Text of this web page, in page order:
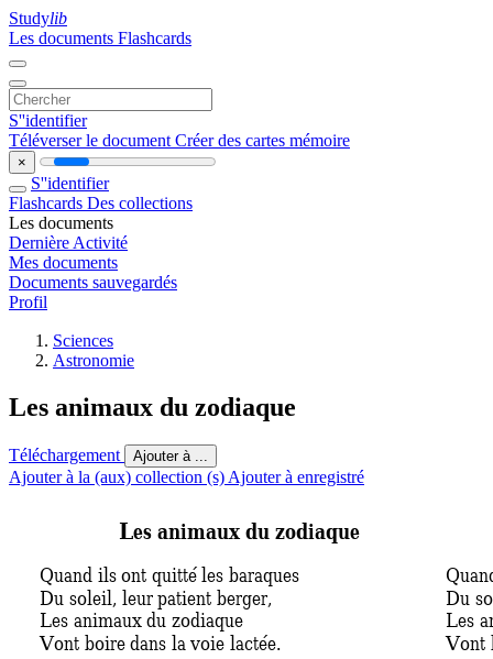
Studylib
Les documents Flashcards
S''identifier
Téléverser le document Créer des cartes mémoire
×
S''identifier
Flashcards Des collections
Les documents
Dernière Activité
Mes documents
Documents sauvegardés
Profil
Sciences
Astronomie
Les animaux du zodiaque
Téléchargement Ajouter à ...
Ajouter à la (aux) collection (s) Ajouter à enregistré
Les animaux du zodiaque
Quand ils ont quitté les baraques
Du soleil, leur patient berger,
Les animaux du zodiaque
Vont boire dans la voie lactée.
Du
Les
Vont